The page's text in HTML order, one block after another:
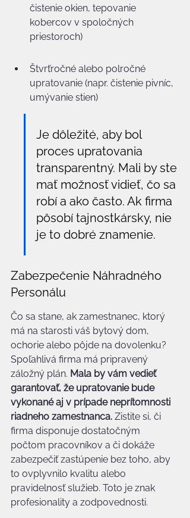
čistenie okien, tepovanie
kobercov v spoločných
priestoroch)
Štvrťročné alebo polročné
upratovanie (napr. čistenie pivníc,
umývanie stien)
Je dôležité, aby bol
proces upratovania
transparentný. Mali by ste
mať možnosť vidieť, čo sa
robí a ako často. Ak firma
pôsobí tajnostkársky, nie
je to dobré znamenie.
Zabezpečenie Náhradného
Personálu
Čo sa stane, ak zamestnanec, ktorý
má na starosti váš bytový dom,
ochorie alebo pôjde na dovolenku?
Spoľahlivá firma má pripravený
záložný plán. Mala by vám vedieť
garantovať, že upratovanie bude
vykonané aj v prípade neprítomnosti
riadneho zamestnanca. Zistite si, či
firma disponuje dostatočným
počtom pracovníkov a či dokáže
zabezpečiť zastúpenie bez toho, aby
to ovplyvnilo kvalitu alebo
pravidelnosť služieb. Toto je znak
profesionality a zodpovednosti.